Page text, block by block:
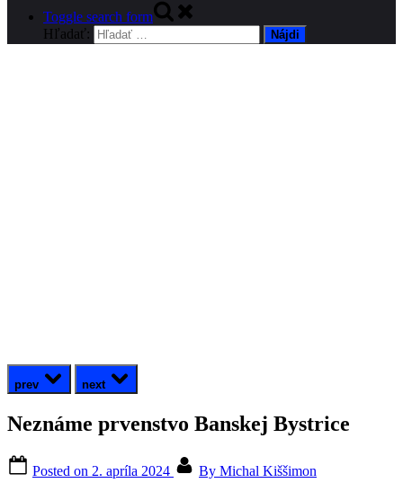
Toggle search form
Hľadať:
prev next
Neznáme prvenstvo Banskej Bystrice
Posted on 2. apríla 2024 By Michal Kiššimon